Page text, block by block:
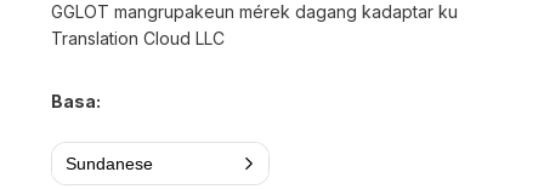
GGLOT mangrupakeun mérek dagang kadaptar ku
Translation Cloud LLC
Basa:
Sundanese